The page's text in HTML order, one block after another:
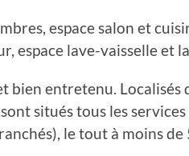
espace salon et
espace lave-vaisselle et
bien entretenu.
situés tous les
le tout à moins